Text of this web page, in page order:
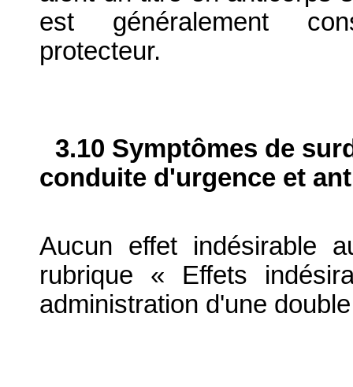
est généralement
protecteur.
3.10 Symptômes de
conduite d'urgence et
Aucun effet indésirable
rubrique « Effets
administration d'une